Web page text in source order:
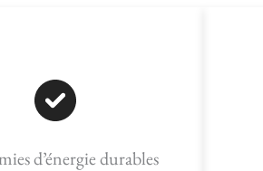
d’énergie durables